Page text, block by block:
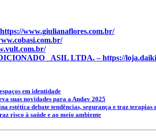
www.giulianaflores.com.br/
_ASIL LTDA. – https://
em identidade
suas novidades para a Andav 2025
estética debate tendências, segurança e traz
risco à saúde e ao meio ambiente